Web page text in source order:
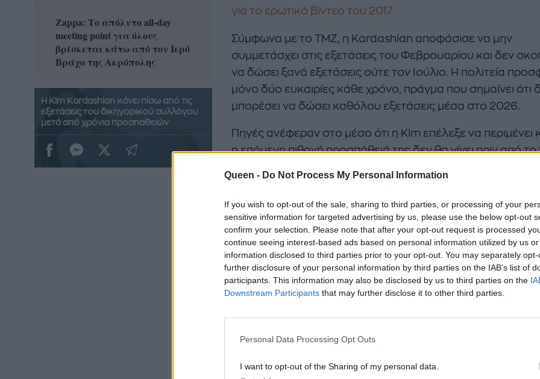
Queen - Do Not Process My Personal Information
If you wish to opt-out of the sale, sharing to third parties, or processing of your
sensitive information for targeted advertising by us, please use the below opt-out
confirm your selection. Please note that after your opt-out request is processed
continue seeing interest-based ads based on personal information utilized by us
information disclosed to third parties prior to your opt-out. You may separately
further disclosure of your personal information by third parties on the IAB’s list of
participants. This information may also be disclosed by us to third parties on the
Downstream Participants that may further disclose it to other third parties.
Personal Data Processing Opt Outs
I want to opt-out of the Sharing of my personal data.
για το ερωτικό βίντεο του 2017
Σύμφωνα με το TMZ, η Kardashian αποφάσισε να μην
συμμετάσχει στις εξετάσεις του Φεβρουαρίου και δεν
να δώσει ξανά εξετάσεις ούτε τον Ιούλιο. Η πολιτεία
μόνο δύο ευκαιρίες κάθε χρόνο, πράγμα που σημαίνει ότι
μπορέσει να δώσει καθόλου εξετάσεις μέσα στο 2026.
Πηγές ανέφεραν στο μέσο ότι η Kim επέλεξε να περιμένει
η επόμενη πιθανή προσπάθειά της δεν θα γίνει πριν από
στην τηλεόραση μιας και πρωταγωνιστεί ως η δικηγόρος
Zappa: Το απόλυτο all-day
meeting point για όλους
βρίσκεται κάτω από τον Ιερό
Βράχο της Ακρόπολης
δροσερή σαλάτα με
καρπούζι, φέτα και φράουλες
που θα λατρέψετε
έπαθα την πρώτη κρίση
πανικού νόμιζα πως θα
πεθάνω»
Η Kim Kardashian κάνει πίσω από τις
εξετάσεις του δικηγορικού συλλόγου
μετά από χρόνια προσπαθειών